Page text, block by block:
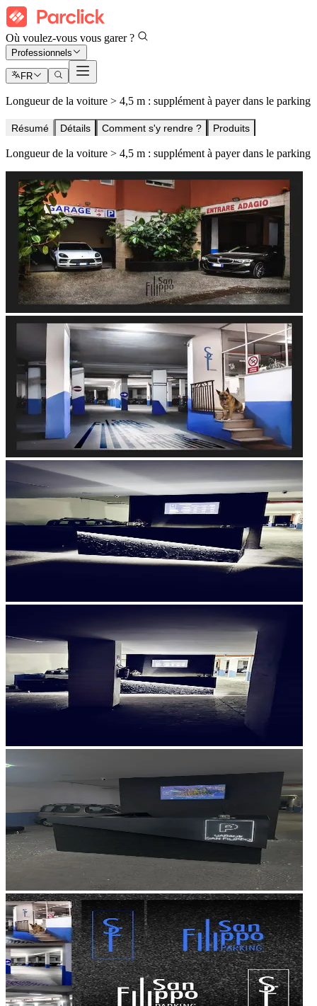
Où voulez-vous vous garer ?
Professionnels
FR
Longueur de la voiture > 4,5 m : supplément à payer dans le parking
Résumé Détails Comment s'y rendre ? Produits
Longueur de la voiture > 4,5 m : supplément à payer dans le parking